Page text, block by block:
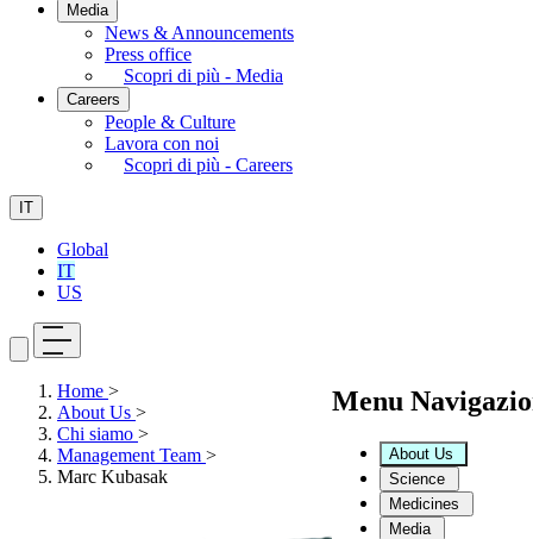
Media
News & Announcements
Press office
Scopri di più - Media
Careers
People & Culture
Lavora con noi
Scopri di più - Careers
IT
Global
IT
US
Menu
About Us
Science
Medicines
Media
Home >
About Us >
Chi siamo >
Management Team >
Marc Kubasak